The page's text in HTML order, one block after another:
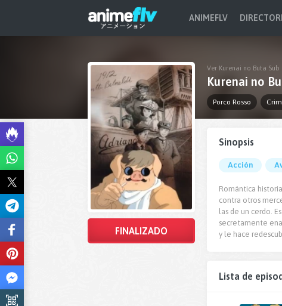
ANIMEFLV
Ver Kurenai no Buta
Kurenai no
Porco Rosso
FINALIZADO
Sinopsis
Acción
Romántica
contra otros
las de un cerdo.
secretamente
y le hace
Lista de